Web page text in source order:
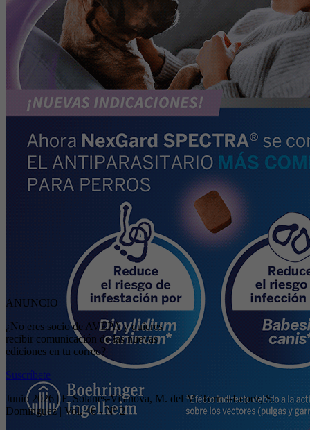
ANUNCIO
¿No eres socio de AVEPA y quieres
recibir comunicación de las nuevas
ediciones en tu correo?
Suscríbete
Junio 2026 | F. Solanes-Vilanova, M. del M. Torres-Lopez, S.
Dominguez | Vol. 46 - Nº 2